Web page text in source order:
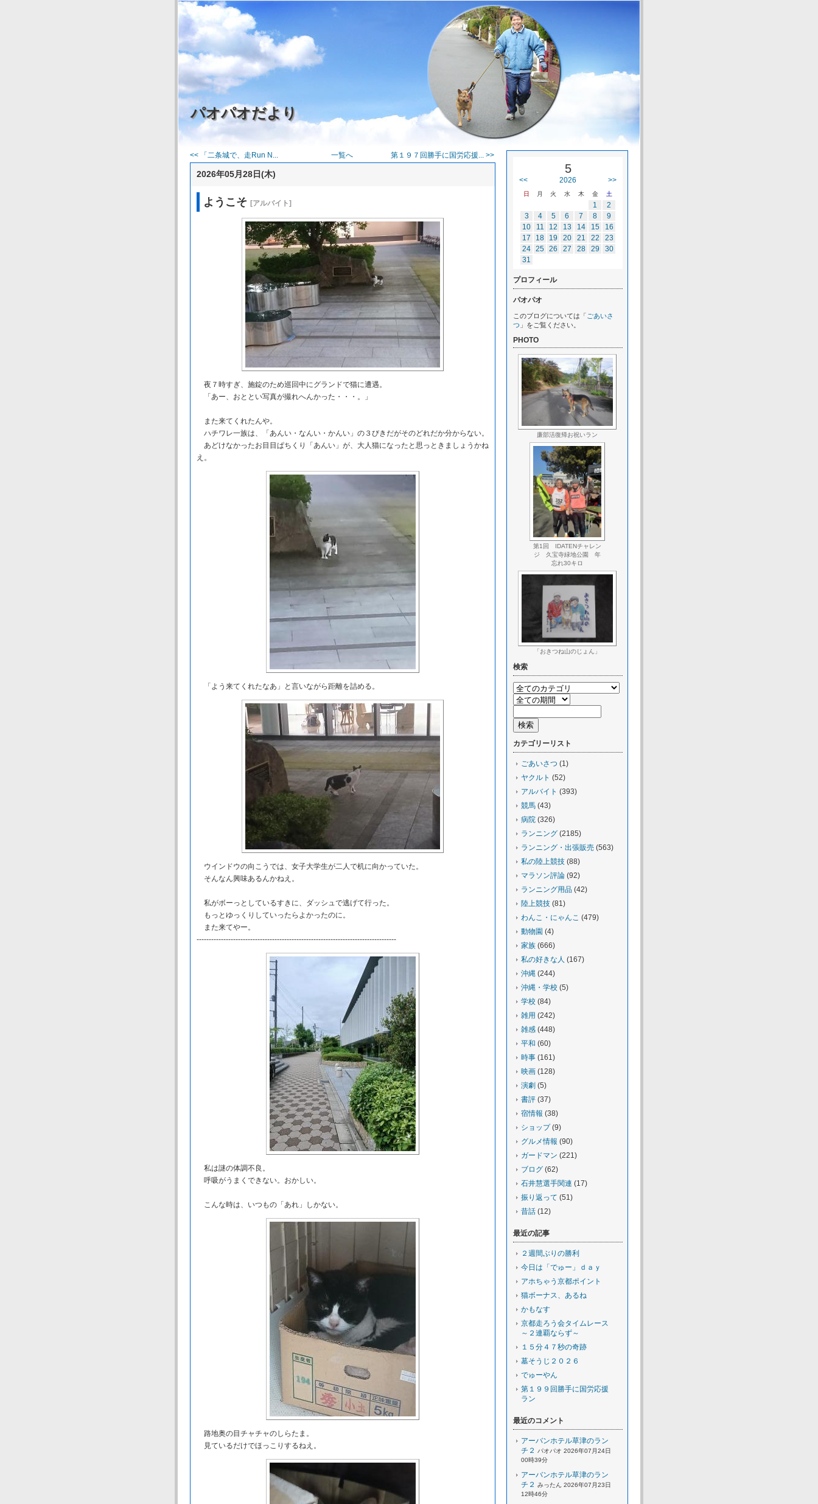
パオパオだより
<< 「二条城で、走Run N... 一覧へ 第１９７回勝手に国労応援... >>
2026年05月28日(木)
ようこそ [アルバイト]
夜７時すぎ、施錠のため巡回中にグランドで猫に遭遇。
「あー、おととい写真が撮れへんかった・・・。」
また来てくれたんや。
ハチワレ一族は、「あんい・なんい・かんい」の３びきだがそのどれだか分からない。
あどけなかったお目目ぱちくり「あんい」が、大人猫になったと思っときましょうかね
え。
「よう来てくれたなあ」と言いながら距離を詰める。
ウインドウの向こうでは、女子大学生が二人で机に向かっていた。
そんなん興味あるんかねえ。
私がボーっとしているすきに、ダッシュで逃げて行った。
もっとゆっくりしていったらよかったのに。
また来てやー。
----------------------------------------------------------------------------------
私は謎の体調不良。
呼吸がうまくできない。おかしい。
こんな時は、いつもの「あれ」しかない。
路地奥の目チャチャのしらたま。
見ているだけでほっこりするねえ。
5
<< 2026 >>
日 月 火 水 木 金 土
1
2
3
4 5 6 7 8
9
10
11 12 13 14 15
16
17
18 19 20 21 22
23
24 25 26 27 28 29
30
31
プロフィール
パオパオ
このブログについては「 ごあいさ
つ 」をご覧ください。
PHOTO
廉部活復帰お祝いラン
第1回 IDATENチャレン
ジ 久宝寺緑地公園 年
忘れ30キロ
「おきつね山のじょん」
検索
カテゴリーリスト
ごあいさつ (1)
ヤクルト (52)
アルバイト (393)
競馬 (43)
病院 (326)
ランニング (2185)
ランニング・出張販売 (563)
私の陸上競技 (88)
マラソン評論 (92)
ランニング用品 (42)
陸上競技 (81)
わんこ・にゃんこ (479)
動物園 (4)
家族 (666)
私の好きな人 (167)
沖縄 (244)
沖縄・学校 (5)
学校 (84)
雑用 (242)
雑感 (448)
平和 (60)
時事 (161)
映画 (128)
演劇 (5)
書評 (37)
宿情報 (38)
ショップ(9)
グルメ情報 (90)
ガードマン (221)
ブログ (62)
石井慧選手関連 (17)
振り返って (51)
昔話 (12)
最近の記事
２週間ぶりの勝利
今日は「でゅー」ｄａｙ
アホちゃう京都ポイント
猫ボーナス、あるね
かもなす
京都走ろう会タイムレース
～２連覇ならず～
１５分４７秒の奇跡
墓そうじ２０２６
でゅーやん
第１９９回勝手に国労応援
ラン
最近のコメント
アーバンホテル草津のラン
チ２
パオパオ 2026年07月24日
00時39分
アーバンホテル草津のラン
チ２ みったん 2026年07月23日
12時46分